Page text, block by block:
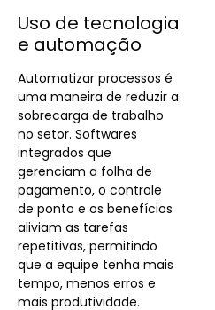
Uso de tecnologia
e automação
Automatizar processos é
uma maneira de reduzir a
sobrecarga de trabalho
no setor. Softwares
integrados que
gerenciam a folha de
pagamento, o controle
de ponto e os benefícios
aliviam as tarefas
repetitivas, permitindo
que a equipe tenha mais
tempo, menos erros e
mais produtividade.